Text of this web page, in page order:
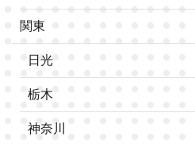
関東
日光
栃木
神奈川